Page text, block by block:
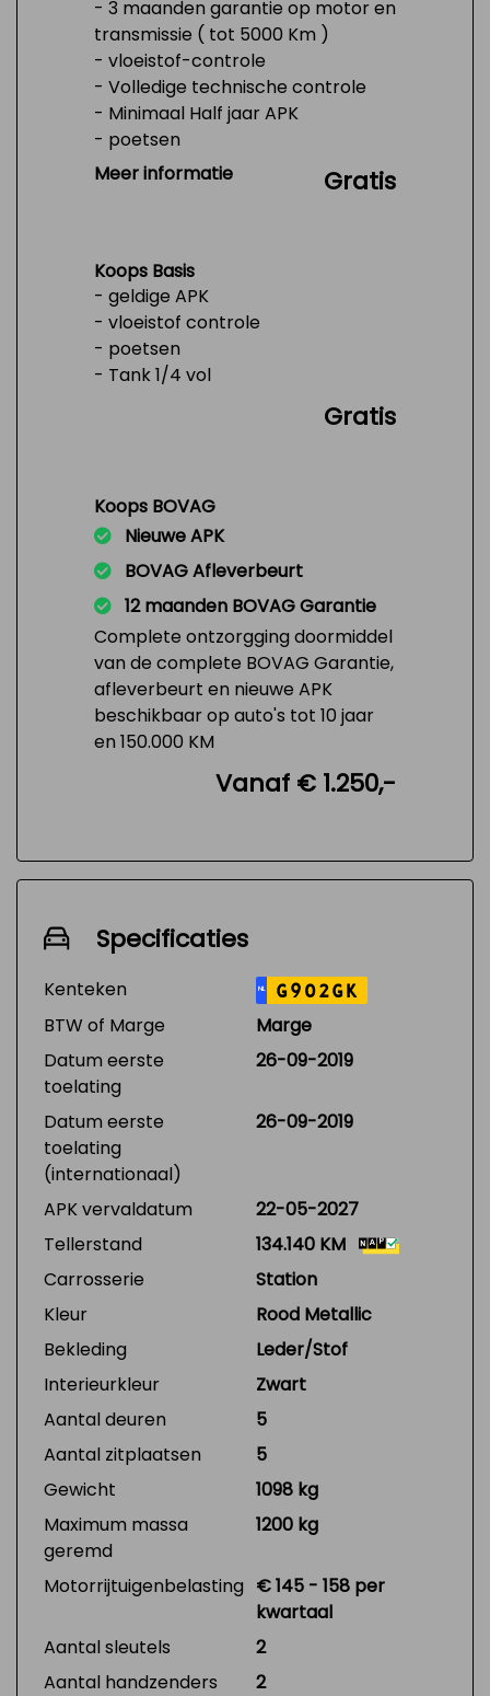
- 3 maanden garantie op motor en
transmissie ( tot 5000 Km )
- vloeistof-controle
- Volledige technische controle
- Minimaal Half jaar APK
- poetsen
- Tank 1/4 vol
Meer informatie Gratis
Koops Basis
- geldige APK
- vloeistof controle
- poetsen
- Tank 1/4 vol
Gratis
Koops BOVAG
Nieuwe APK
BOVAG Afleverbeurt
12 maanden BOVAG Garantie
Complete ontzorgging doormiddel
van de complete BOVAG Garantie,
afleverbeurt en nieuwe APK
beschikbaar op auto's tot 10 jaar
en 150.000 KM
Vanaf € 1.250,-
Specificaties
Kenteken NL G902GK
BTW of Marge
Marge
Datum eerste
toelating
26-09-2019
Datum eerste
toelating
(internationaal)
26-09-2019
APK vervaldatum
22-05-2027
Tellerstand
134.140 KM
Carrosserie
Station
Kleur
Rood Metallic
Bekleding
Leder/Stof
Interieurkleur
Zwart
Aantal deuren
5
Aantal zitplaatsen
5
Gewicht
1098 kg
Maximum massa
geremd
1200 kg
Motorrijtuigenbelasting € 145 - 158 per
kwartaal
Aantal sleutels
2
Aantal handzenders
2